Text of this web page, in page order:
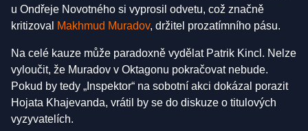
u Ondřeje Novotného si vyprosil odvetu, což značně
kritizoval
Makhmud Muradov, držitel prozatímního pásu.
Na celé kauze může paradoxně vydělat Patrik Kincl. Nelze
vyloučit, že Muradov v Oktagonu pokračovat nebude.
Pokud by tedy „Inspektor“ na sobotní akci dokázal porazit
Hojata Khajevanda, vrátil by se do diskuze o titulových
vyzyvatelích.